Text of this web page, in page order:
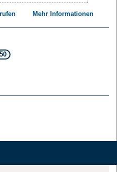
Mehr Informationen
50